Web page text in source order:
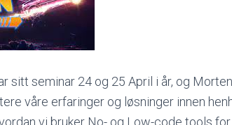
sitt seminar 24 og 25 April i år, og
våre erfaringer og løsninger innen
vi bruker No- og Low-code tools